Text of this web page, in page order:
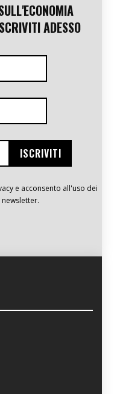
ADESSO
e acconsento all'uso dei